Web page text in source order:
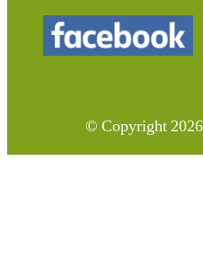
© Copyright2026